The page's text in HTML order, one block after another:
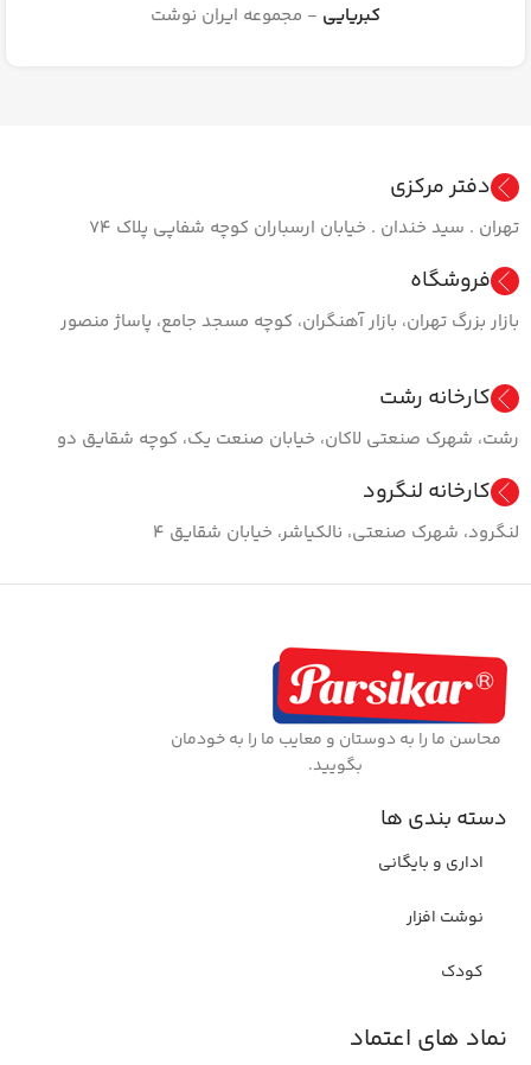
کبریایی
مجموعه ایران نوشت
دفتر مرکزی
تهران . سید خندان . خیابان ارسباران کوچه شفاپی پلاک ۷۴
فروشگاه
بازار بزرگ تهران، بازار آهنگران، کوچه مسجد جامع، پاساژ منصور
کارخانه رشت
رشت، شهرک صنعتی لاکان، خیابان صنعت یک، کوچه شقایق دو
کارخانه لنگرود
لنگرود، شهرک صنعتی، نالکیاشر، خیابان شقایق ۴
محاسن ما را به دوستان و معایب ما را به خودمان
بگویید.
دسته بندی ها
اداری و بایگانی
نوشت افزار
کودک
نماد های اعتماد